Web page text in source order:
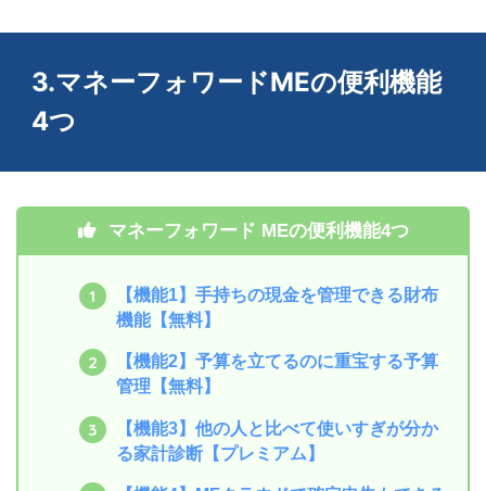
3.マネーフォワードMEの便利機能
4つ
マネーフォワード MEの便利機能4つ
【機能1】手持ちの現金を管理できる財布
機能【無料】
【機能2】予算を立てるのに重宝する予算
管理【無料】
【機能3】他の人と比べて使いすぎが分か
る家計診断【プレミアム】